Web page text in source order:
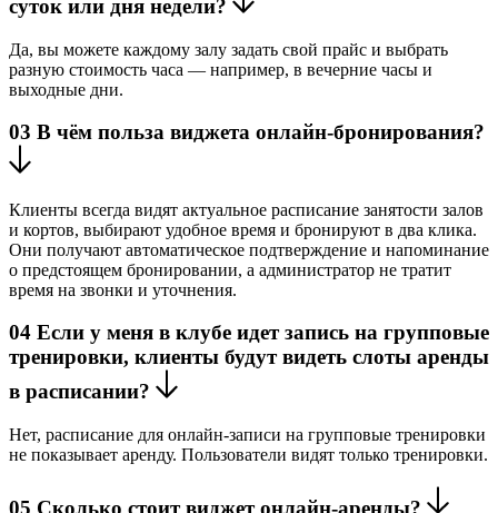
суток или дня недели?
Да, вы можете каждому залу задать свой прайс и выбрать
разную стоимость часа — например, в вечерние часы и
выходные дни.
03 В чём польза виджета онлайн-бронирования?
Клиенты всегда видят актуальное расписание занятости залов
и кортов, выбирают удобное время и бронируют в два клика.
Они получают автоматическое подтверждение и напоминание
о предстоящем бронировании, а администратор не тратит
время на звонки и уточнения.
04 Если у меня в клубе идет запись на групповые
тренировки, клиенты будут видеть слоты аренды
в расписании?
Нет, расписание для онлайн-записи на групповые тренировки
не показывает аренду. Пользователи видят только тренировки.
05 Сколько стоит виджет онлайн-аренды?